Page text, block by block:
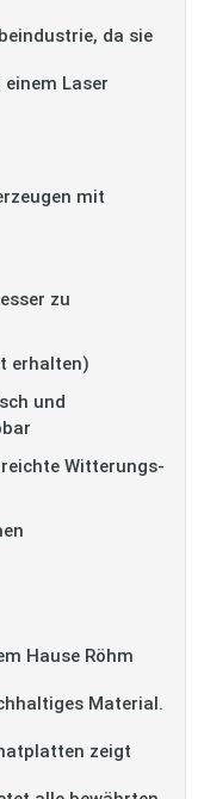
da sie
Laser
mit
zu
erhalten)
und
Witterungs-
Hause Röhm
Material.
zeigt